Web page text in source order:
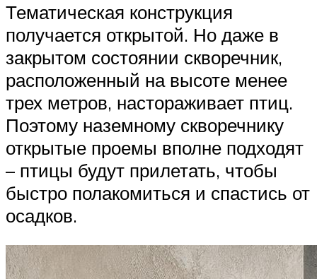
Тематическая конструкция
получается открытой. Но даже в
закрытом состоянии скворечник,
расположенный на высоте менее
трех метров, настораживает птиц.
Поэтому наземному скворечнику
открытые проемы вполне подходят
– птицы будут прилетать, чтобы
быстро полакомиться и спастись от
осадков.